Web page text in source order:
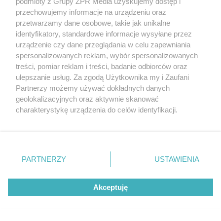
ZOBACZ WIĘCEJ
przechowujemy informacje na urządzeniu oraz
przetwarzamy dane osobowe, takie jak unikalne
identyfikatory, standardowe informacje wysyłane przez
urządzenie czy dane przeglądania w celu zapewniania
spersonalizowanych reklam, wybór spersonalizowanych
treści, pomiar reklam i treści, badanie odbiorców oraz
ulepszanie usług. Za zgodą Użytkownika my i Zaufani
Partnerzy możemy używać dokładnych danych
geolokalizacyjnych oraz aktywnie skanować
charakterystykę urządzenia do celów identyfikacji.
zmienić/wycofać klikając przycisk ustawień prywatności
znajdujący się w lewym dolnym rogu strony
rodzaje przetwarzania danych nie wymagają zgody
użytkownika, ale masz prawo sprzeciwić się takiemu
przetwarzaniu. Preferencje będą miały zastosowanie tylko
PARTNERZY USTAWIENIA
Akceptuję